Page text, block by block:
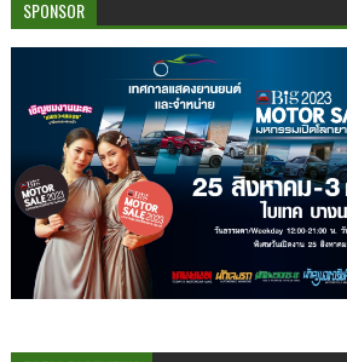
SPONSOR